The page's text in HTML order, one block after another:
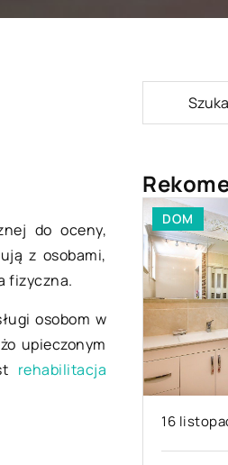
do oceny,
z osobami,
fizyczna.
osobom w
upieczonym
rehabilitacja
DOM
16